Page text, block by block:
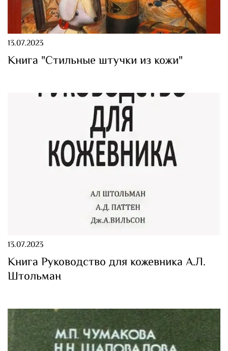
13.07.2023
Книга "Стильные штучки из кожи"
13.07.2023
Книга Руководство для кожевника А.Л.
Штольман